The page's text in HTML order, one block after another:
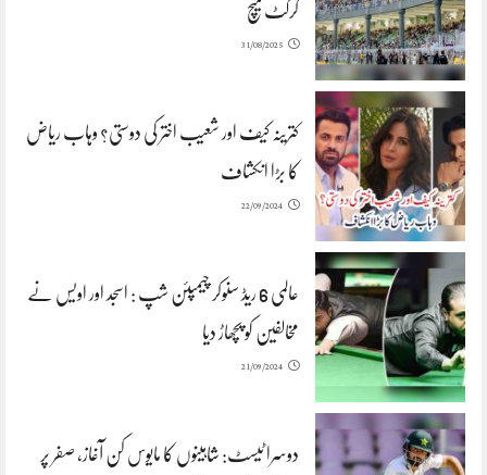
کرکٹ میچ
31/08/2025
کترینہ کیف اور شعیب اختر کی دوستی؟ وہاب ریاض
کا بڑا انکشاف
22/09/2024
عالمی 6 ریڈ سنوکر چیمپئن شپ : اسجد اور اویس نے
مخالفین کو پچھاڑ دیا
21/09/2024
دوسرا ٹیسٹ: شاہینوں کا مایوس کن آغاز، صفر پر